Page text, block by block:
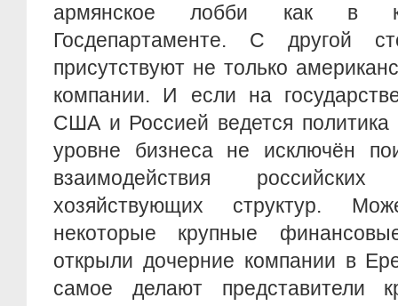
армянское лобби как в
Госдепартаменте. С другой
присутствуют не только
компании. И если на
США и Россией ведется
уровне бизнеса не исключён
взаимодействия
хозяйствующих структур.
некоторые крупные
открыли дочерние компании в
самое делают представители